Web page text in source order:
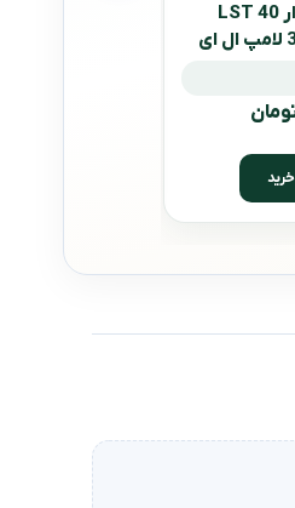
خیمه نور ال ای دی دار 40 LST
سانتی متر گودکس(3 لامپ ال ای
خرید